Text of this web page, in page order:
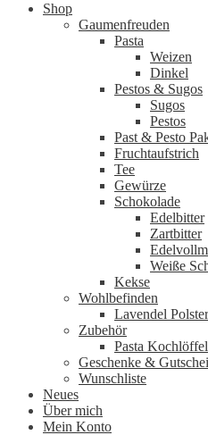
Shop
Gaumenfreuden
Pasta
Weizen
Dinkel
Pestos & Sugos
Sugos
Pestos
Past & Pesto
Fruchtaufstrich
Tee
Gewürze
Schokolade
Edelbitter
Zartbitter
Weiße
Kekse
Wohlbefinden
Lavendel
Zubehör
Pasta Kochlöffel
Geschenke &
Wunschliste
Neues
Über mich
Mein Konto